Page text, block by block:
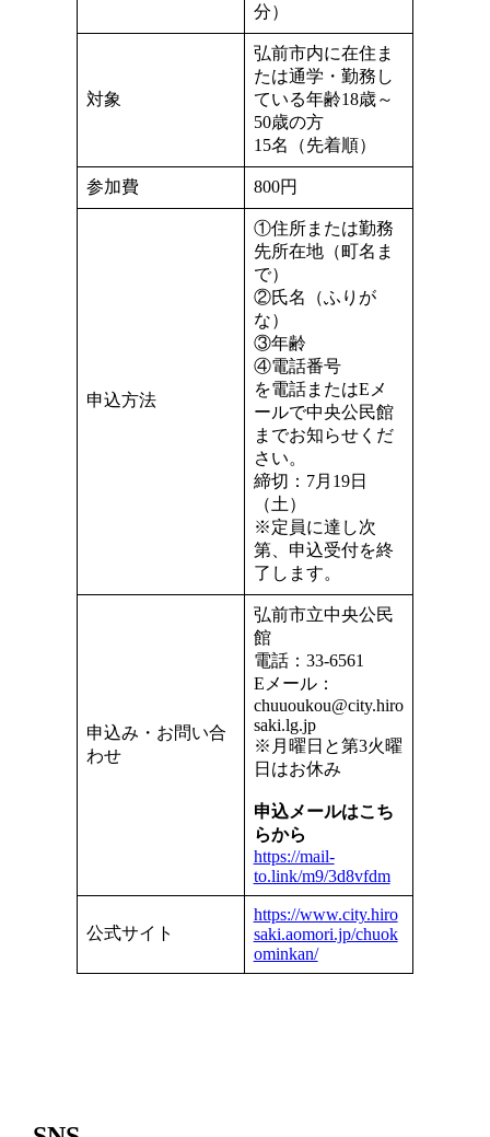
分）
対象
弘前市内に在住ま
たは通学・勤務し
ている年齢18歳～
50歳の方
15名（先着順）
参加費 800円
申込方法
①住所または勤務
先所在地（町名ま
で）
②氏名（ふりが
な）
③年齢
④電話番号
を電話またはEメ
ールで中央公民館
までお知らせくだ
さい。
締切：7月19日
（土）
※定員に達し次
第、申込受付を終
了します。
申込み・お問い合
わせ
弘前市立中央公民
館
電話：33-6561
Eメール：
chuuoukou@city.hiro
saki.lg.jp
※月曜日と第3火曜
日はお休み
申込メールはこち
らから
https://mail-
to.link/m9/3d8vfdm
公式サイト
https://www.city.hiro
saki.aomori.jp/chuok
ominkan/